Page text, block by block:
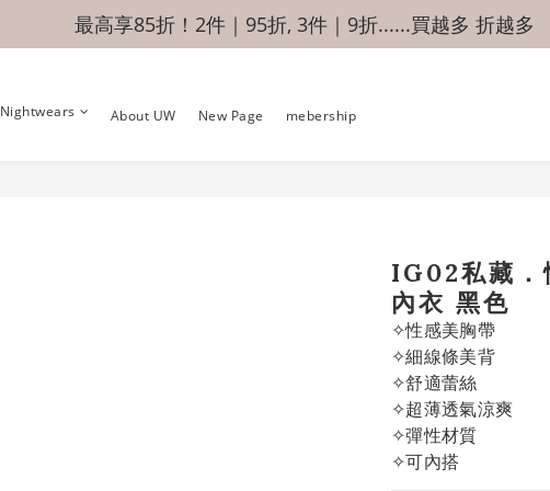
最高享85折！2件｜95折, 3件｜9折......買越多 折越多
Nightwears About UW New Page mebership
IG02私藏．
內衣 黑色
✧性感美胸帶
✧細線條美背
✧舒適蕾絲
✧超薄透氣涼爽
✧彈性材質
✧可內搭